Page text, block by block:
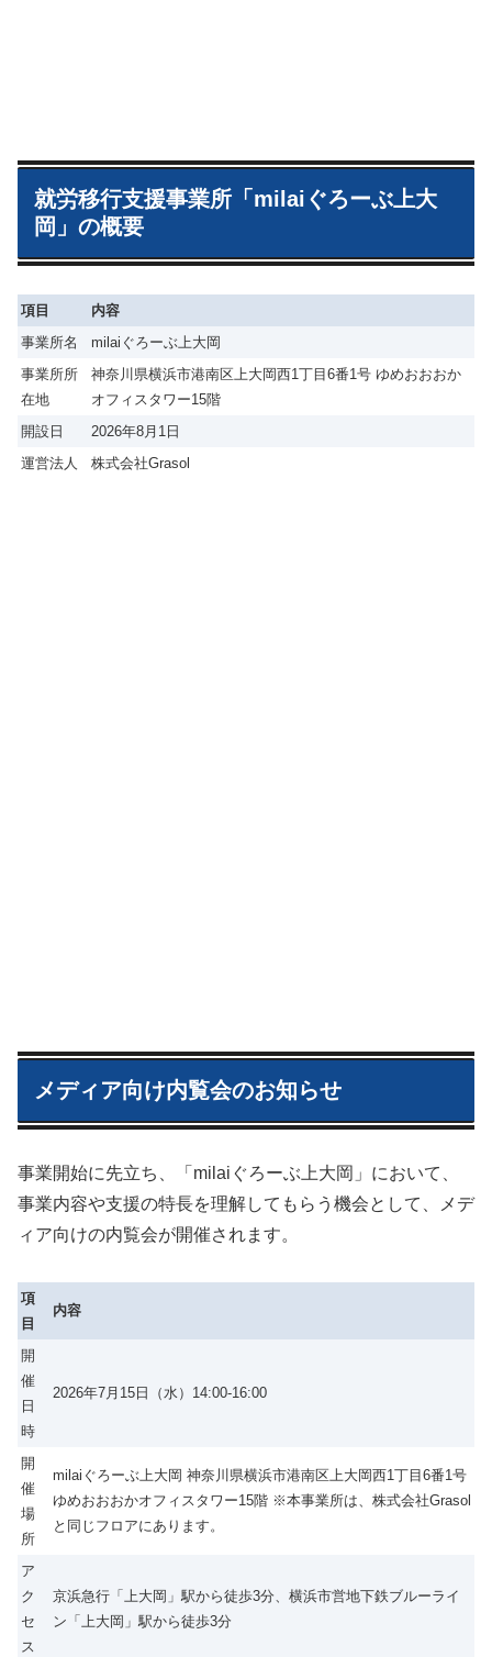
就労移行支援事業所「milaiぐろーぶ上大
岡」の概要
項目
内容
事業所名
milaiぐろーぶ上大岡
事業所所
在地
神奈川県横浜市港南区上大岡西1丁目6番1号 ゆめおおおか
オフィスタワー15階
開設日
2026年8月1日
運営法人
株式会社Grasol
メディア向け内覧会のお知らせ
事業開始に先立ち、「milaiぐろーぶ上大岡」において、
事業内容や支援の特長を理解してもらう機会として、メデ
ィア向けの内覧会が開催されます。
項
目
内容
開
催
日
時
2026年7月15日（水）14:00-16:00
開
催
場
所
milaiぐろーぶ上大岡 神奈川県横浜市港南区上大岡西1丁目6番1号
ゆめおおおかオフィスタワー15階 ※本事業所は、株式会社Grasol
と同じフロアにあります。
ア
ク
セ
ス
京浜急行「上大岡」駅から徒歩3分、横浜市営地下鉄ブルーライ
ン「上大岡」駅から徒歩3分